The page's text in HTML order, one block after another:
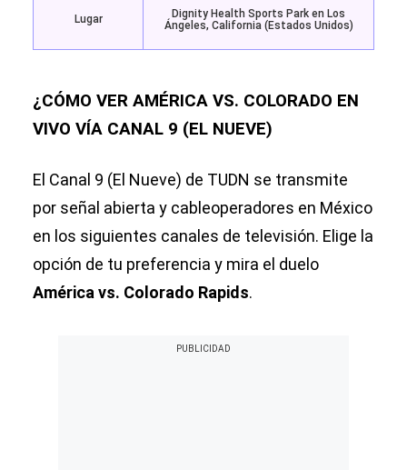
Lugar
Dignity Health Sports Park en Los
Ángeles, California (Estados Unidos)
¿CÓMO VER AMÉRICA VS. COLORADO EN
VIVO VÍA CANAL 9 (EL NUEVE)
El Canal 9 (El Nueve) de TUDN se transmite
por señal abierta y cableoperadores en México
en los siguientes canales de televisión. Elige la
opción de tu preferencia y mira el duelo
América vs. Colorado Rapids.